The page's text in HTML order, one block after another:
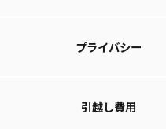
プライバシー
引越し費用